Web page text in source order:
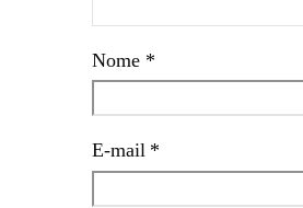
Nome *
E-mail *